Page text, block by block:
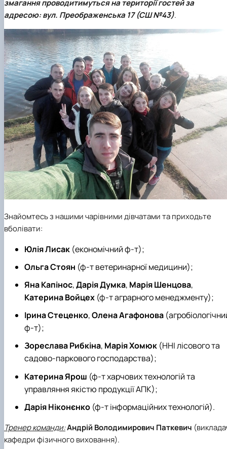
змагання проводитимуться на території гостей за
адресою: вул. Преображенська 17 (СШ №43).
Знайомтесь з нашими чарівними дівчатами та приходьте
вболівати:
Юлія Лисак (економічний ф-т);
Ольга Стоян (ф-т ветеринарної медицини);
Яна Капінос,Дарія Думка, Марія Шенцова,
Катерина Войцех (ф-т аграрного менеджменту);
Ірина Стеценко,Олена Агафонова
ф-т);
Зореслава Рибкіна, Марія Хомюк (ННІ лісового та
садово-паркового господарства);
Катерина Ярош (ф-т харчових технологій та
управляння якістю продукції АПК);
Дарія Ніконєнко (ф-т інформаційних технологій).
Тренер команди:Андрій Володимирович Паткевич
кафедри фізичного виховання).